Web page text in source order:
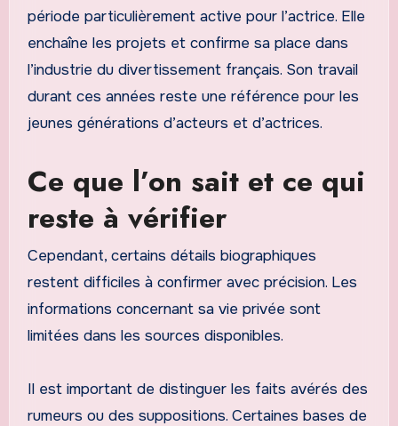
période particulièrement active pour l’actrice. Elle
enchaîne les projets et confirme sa place dans
l’industrie du divertissement français. Son travail
durant ces années reste une référence pour les
jeunes générations d’acteurs et d’actrices.
Ce que l’on sait et ce qui
reste à vérifier
Cependant, certains détails biographiques
restent difficiles à confirmer avec précision. Les
informations concernant sa vie privée sont
limitées dans les sources disponibles.
Il est important de distinguer les faits avérés des
rumeurs ou des suppositions. Certaines bases de